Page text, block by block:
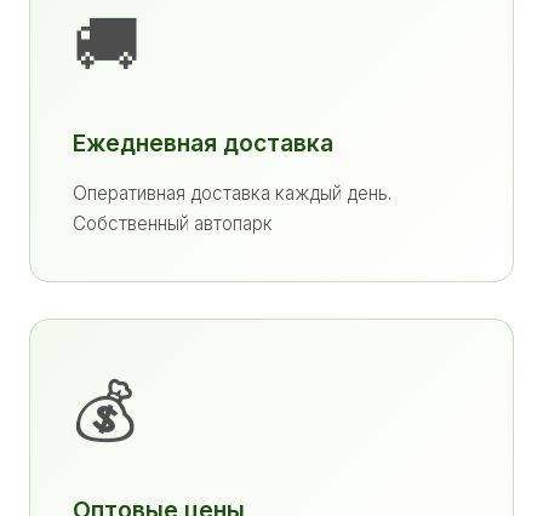
🚚
Ежедневная доставка
Оперативная доставка каждый день.
Собственный автопарк
💰
Оптовые цены